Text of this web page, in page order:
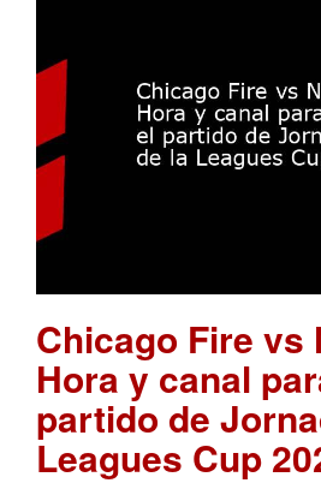
Chicago Fire vs
Hora y canal
partido de
Leagues Cup